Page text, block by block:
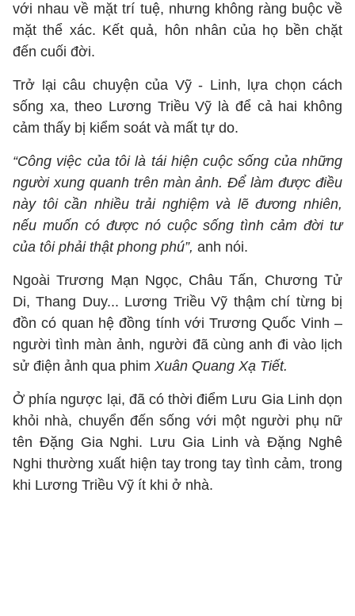
với nhau về mặt trí tuệ, nhưng không ràng buộc về
mặt thể xác. Kết quả, hôn nhân của họ bền chặt
đến cuối đời.
Trở lại câu chuyện của Vỹ - Linh, lựa chọn cách
sống xa, theo Lương Triều Vỹ là để cả hai không
cảm thấy bị kiểm soát và mất tự do.
“Công việc của tôi là tái hiện cuộc sống của những
người xung quanh trên màn ảnh. Để làm được điều
này tôi cần nhiều trải nghiệm và lẽ đương nhiên,
nếu muốn có được nó cuộc sống tình cảm đời tư
của tôi phải thật phong phú”, anh nói.
Ngoài Trương Mạn Ngọc, Châu Tấn, Chương Tử
Di, Thang Duy... Lương Triều Vỹ thậm chí từng bị
đồn có quan hệ đồng tính với Trương Quốc Vinh –
người tình màn ảnh, người đã cùng anh đi vào lịch
sử điện ảnh qua phim Xuân Quang Xạ Tiết.
Ở phía ngược lại, đã có thời điểm Lưu Gia Linh dọn
khỏi nhà, chuyển đến sống với một người phụ nữ
tên Đặng Gia Nghi. Lưu Gia Linh và Đặng Nghê
Nghi thường xuất hiện tay trong tay tình cảm, trong
khi Lương Triều Vỹ ít khi ở nhà.